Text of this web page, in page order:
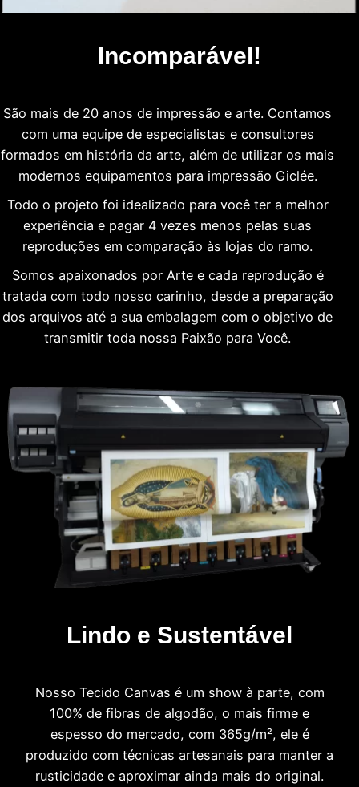
Incomparável!
São mais de 20 anos de impressão e arte. Contamos
com uma equipe de especialistas e consultores
formados em história da arte, além de utilizar os mais
modernos equipamentos para impressão Giclée.
Todo o projeto foi idealizado para você ter a melhor
experiência e pagar 4 vezes menos pelas suas
reproduções em comparação às lojas do ramo.
Somos apaixonados por Arte e cada reprodução é
tratada com todo nosso carinho, desde a preparação
dos arquivos até a sua embalagem com o objetivo de
transmitir toda nossa Paixão para Você.
Lindo e Sustentável
Nosso Tecido Canvas é um show à parte, com
100% de fibras de algodão, o mais firme e
espesso do mercado, com 365g/m², ele é
produzido com técnicas artesanais para manter a
rusticidade e aproximar ainda mais do original.